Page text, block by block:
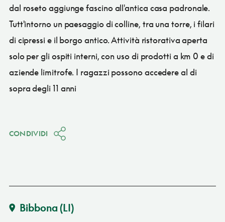
dal roseto aggiunge fascino all'antica casa padronale.
Tutt'intorno un paesaggio di colline, tra una torre, i filari
di cipressi e il borgo antico. Attività ristorativa aperta
solo per gli ospiti interni, con uso di prodotti a km 0 e di
aziende limitrofe. I ragazzi possono accedere al di
sopra degli 11 anni
CONDIVIDI
Bibbona (LI)